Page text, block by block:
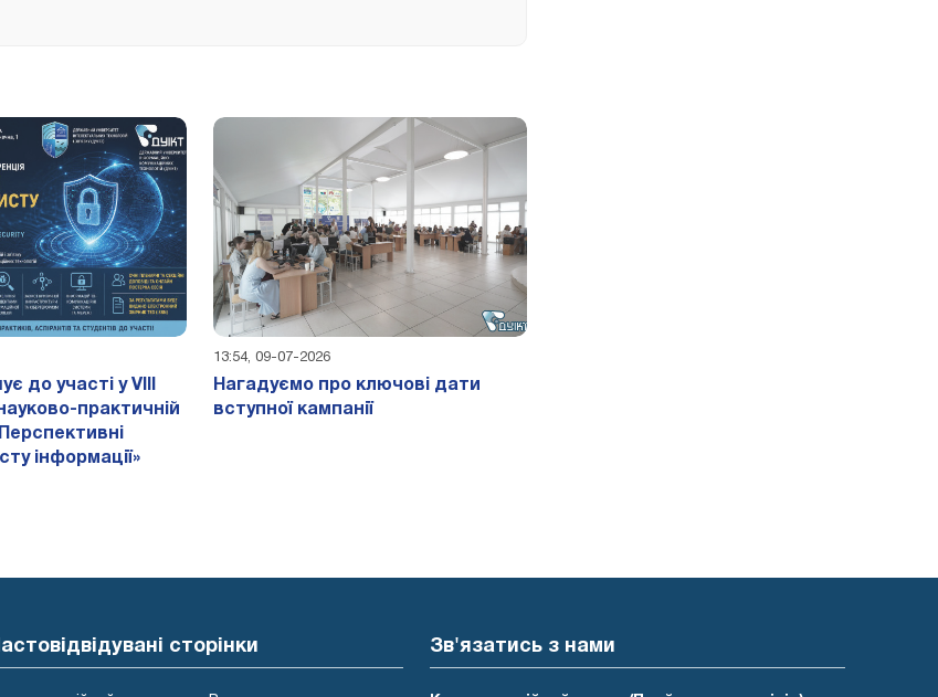
до участі у VIII
практичній
інформації»
13:54, 09-07-2026
Нагадуємо про ключові дати
вступної кампанії
сторінки Зв'язатись з нами